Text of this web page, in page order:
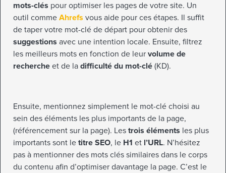
mots-clés pour optimiser les pages de votre site. Un
outil comme Ahrefs vous aide pour ces étapes. Il suffit
de taper votre mot-clé de départ pour obtenir des
suggestions avec une intention locale. Ensuite, filtrez
les meilleurs mots en fonction de leur volume de
recherche et de la difficulté du mot-clé (KD).
Ensuite, mentionnez simplement le mot-clé choisi au
sein des éléments les plus importants de la page,
(référencement sur la page). Les trois éléments les plus
importants sont le titre SEO, le H1 et l’URL. N’hésitez
pas à mentionner des mots clés similaires dans le corps
du contenu afin d’optimiser davantage la page. C’est le